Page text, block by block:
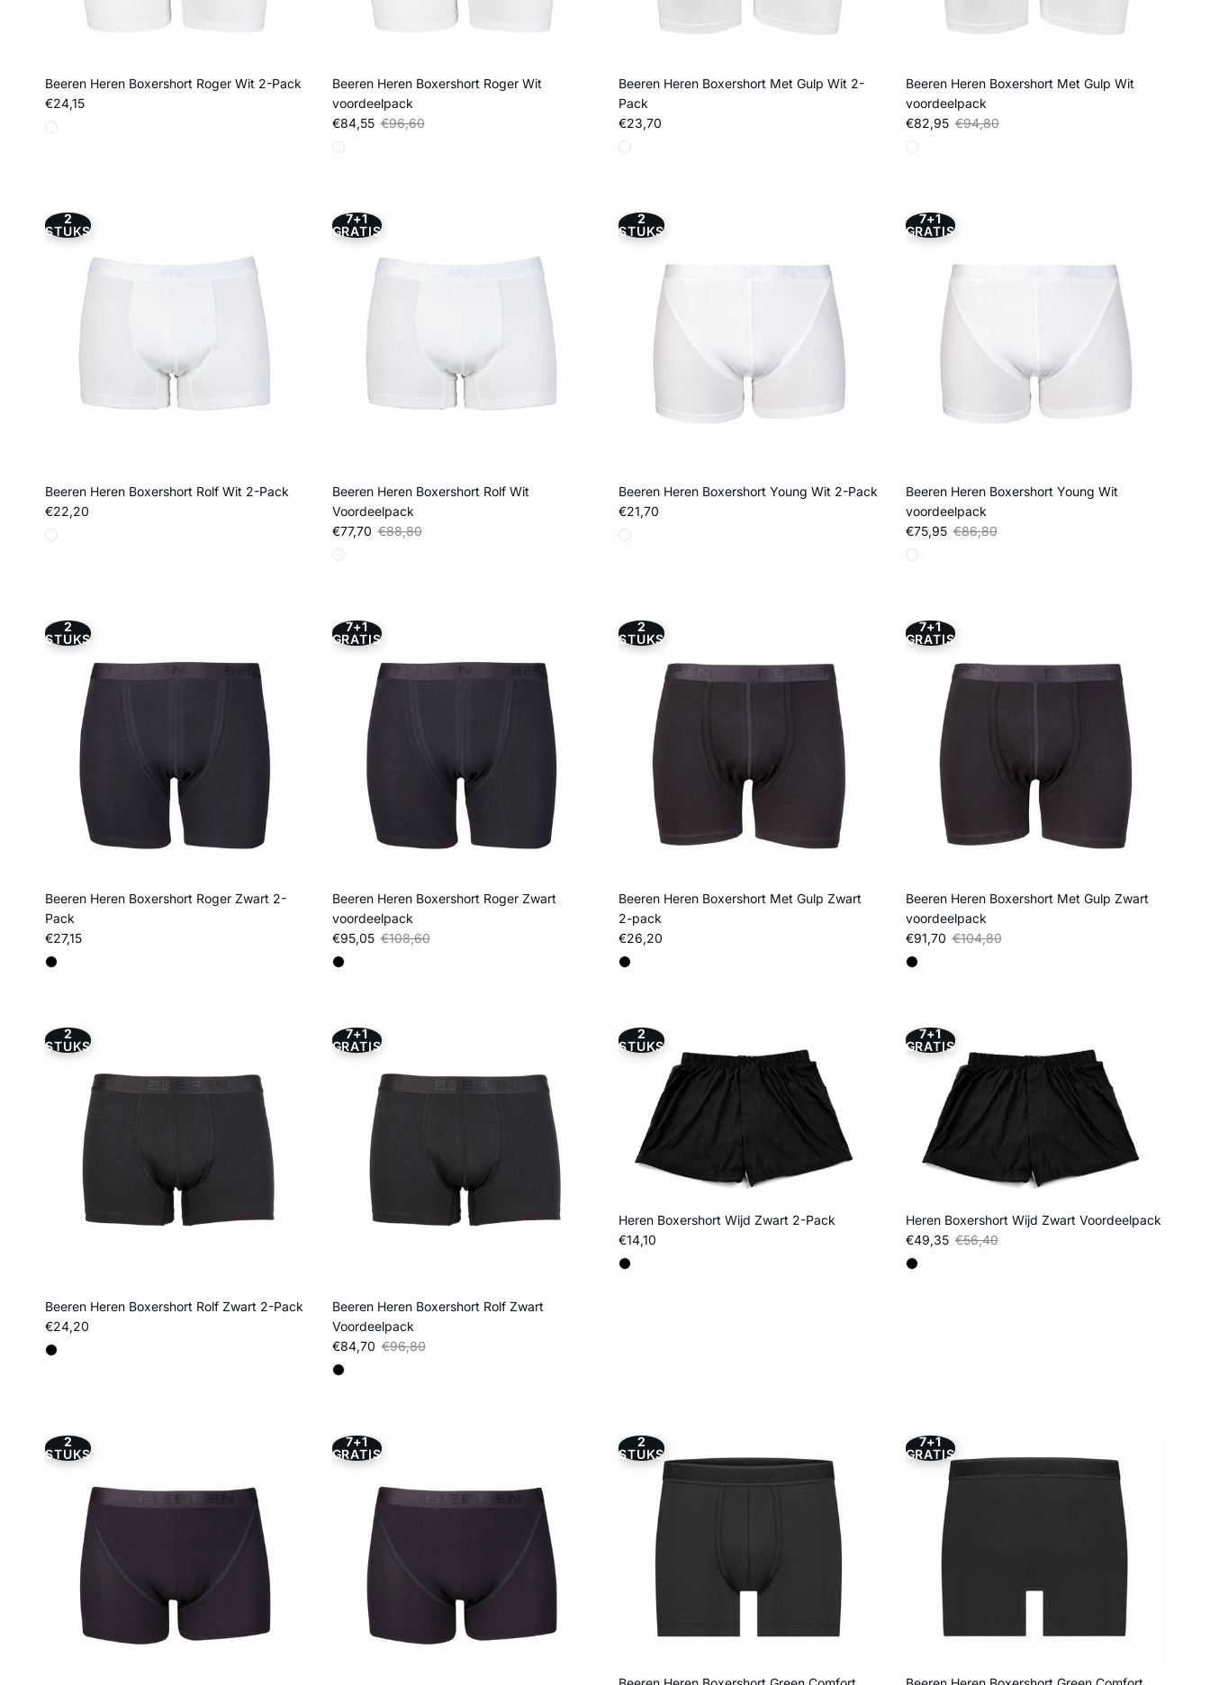
Beeren Heren Boxershort Roger Wit 2-Pack
Reguliere prijs
€24,15
Beeren Heren Boxershort Roger Wit
voordeelpack
Verkoopprijs
€84,55 Reguliere prijs
€96,60
Beeren Heren Boxershort Met Gulp Wit 2-
Pack
Reguliere prijs
€23,70
Beeren Heren Boxershort Met Gulp Wit
voordeelpack
Verkoopprijs
€82,95 Reguliere prijs
€94,80
2
STUKS
Beeren Heren Boxershort Rolf Wit 2-Pack
Reguliere prijs
€22,20
7+1
GRATIS
Beeren Heren Boxershort Rolf Wit
Voordeelpack
Verkoopprijs
€77,70 Reguliere prijs
€88,80
2
STUKS
Beeren Heren Boxershort Young Wit 2-Pack
Reguliere prijs
€21,70
7+1
GRATIS
Beeren Heren Boxershort Young Wit
voordeelpack
Verkoopprijs
€75,95 Reguliere prijs
€86,80
2
STUKS
Beeren Heren Boxershort Roger Zwart 2-
Pack
Reguliere prijs
€27,15
7+1
GRATIS
Beeren Heren Boxershort Roger Zwart
voordeelpack
Verkoopprijs
€95,05 Reguliere prijs
€108,60
2
STUKS
Beeren Heren Boxershort Met Gulp Zwart
2-pack
Reguliere prijs
€26,20
7+1
GRATIS
Beeren Heren Boxershort Met Gulp Zwart
voordeelpack
Verkoopprijs
€91,70 Reguliere prijs
€104,80
2
STUKS
Beeren Heren Boxershort Rolf Zwart 2-Pack
Reguliere prijs
€24,20
7+1
GRATIS
Beeren Heren Boxershort Rolf Zwart
Voordeelpack
Verkoopprijs
€84,70 Reguliere prijs
€96,80
2
STUKS
Heren Boxershort Wijd Zwart 2-Pack
Reguliere prijs
€14,10
7+1
GRATIS
Heren Boxershort Wijd Zwart Voordeelpack
Verkoopprijs
€49,35 Reguliere prijs
€56,40
2
STUKS
7+1
GRATIS
2
STUKS
7+1
GRATIS